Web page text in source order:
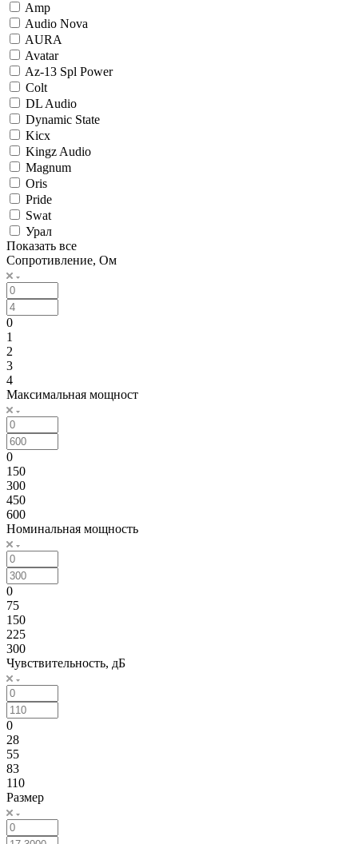
Amp
Audio Nova
AURA
Avatar
Az-13 Spl Power
Colt
DL Audio
Dynamic State
Kicx
Kingz Audio
Magnum
Oris
Pride
Swat
Урал
Показать все
Сопротивление, Ом
0
1
2
3
4
Максимальная мощност
0
150
300
450
600
Номинальная мощность
0
75
150
225
300
Чувствительность, дБ
0
28
55
83
110
Размер